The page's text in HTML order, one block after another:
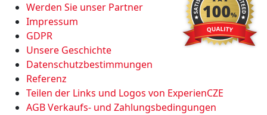
Werden Sie unser Partner
Impressum
GDPR
Unsere Geschichte
Datenschutzbestimmungen
Referenz
Teilen der Links und Logos von ExperienCZE
AGB Verkaufs- und Zahlungsbedingungen